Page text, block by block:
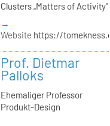
Clusters „Matters of Activity"
→
Website https://
Prof. Dietmar
Palloks
Ehemaliger Professor
Produkt-Design